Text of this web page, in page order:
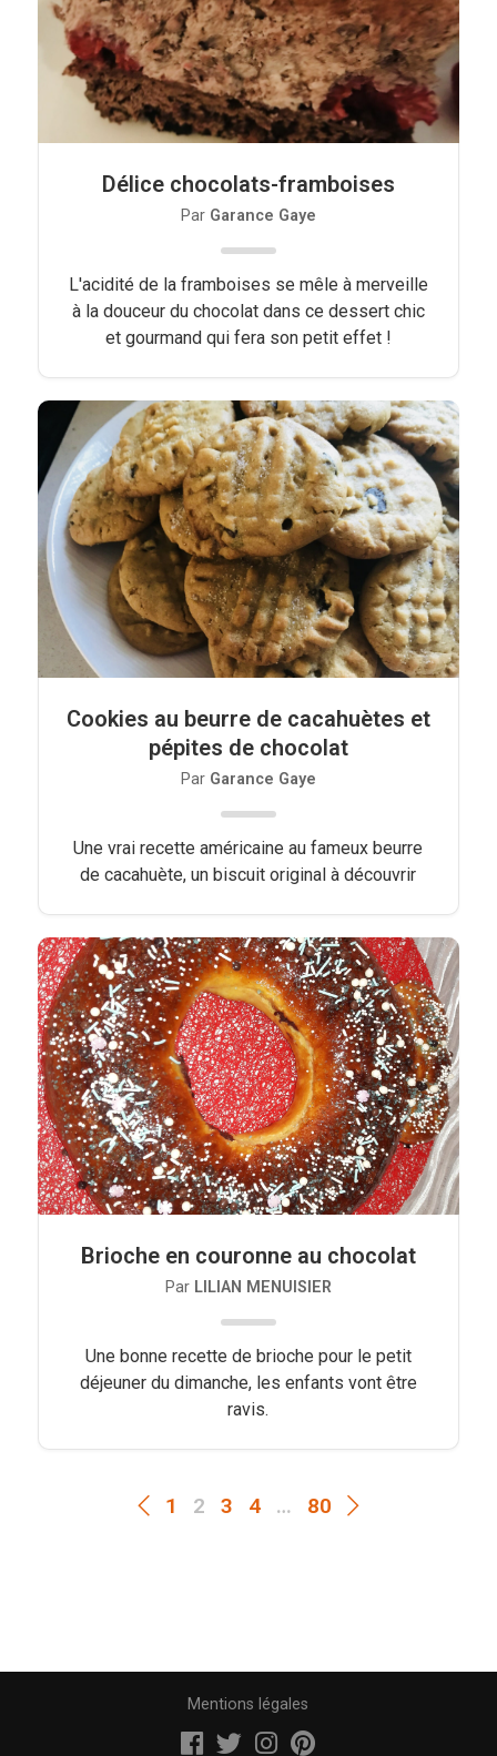
Délice chocolats-framboises
Par Garance Gaye
L'acidité de la framboises se mêle à merveille
à la douceur du chocolat dans ce dessert chic
et gourmand qui fera son petit effet !
Cookies au beurre de cacahuètes et
pépites de chocolat
Par Garance Gaye
Une vrai recette américaine au fameux beurre
de cacahuète, un biscuit original à découvrir
Brioche en couronne au chocolat
Par LILIAN MENUISIER
Une bonne recette de brioche pour le petit
déjeuner du dimanche, les enfants vont être
ravis.
1 2 3 4 … 80
Mentions légales